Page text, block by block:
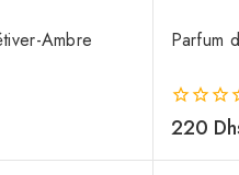
Ambre Parfum
0
5
220